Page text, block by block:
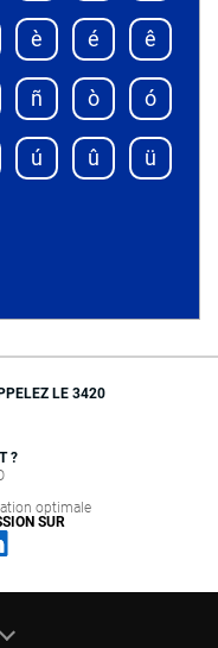
è é ê
ñ ò ó
ú û ü